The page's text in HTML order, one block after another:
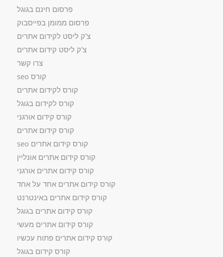
פרסום חינם בגוגל
פרסום ממומן בפייסבוק
צ'ק ליסט לקידום אתרים
צ'ק ליסט קידום אתרים
צרו קשר
קורס seo
קורס לקידום אתרים
קורס לקידום בגוגל
קורס קידום אורגני
קורס קידום אתרים
קורס קידום אתרים seo
קורס קידום אתרים אונליין
קורס קידום אתרים אורגני
קורס קידום אתרים אחד על אחד
קורס קידום אתרים באינטרנט
קורס קידום אתרים בגוגל
קורס קידום אתרים מעשי
קורס קידום אתרים פתוח עכשיו
קורס קידום בגוגל